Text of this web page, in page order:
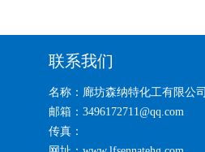
联系我们
名称：廊坊森纳特化工有限公司
邮箱：3496172711@qq.com
传真：